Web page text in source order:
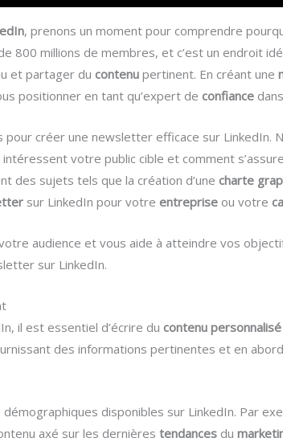
, prenons un moment pour comprendre
800 millions de membres, et c’est un endroit
et partager ducontenu pertinent. En créant une
positionner en tant qu’expert deconfiance
créer une newsletter efficace sur LinkedIn.
votre public cible et comment
des sujets tels que la création d’unecharte
sur LinkedIn pour votreentreprise ou votre
audience et vous aide à atteindre vos
sur LinkedIn.
il est essentiel d’écrire ducontenu personnalisé
des informations pertinentes et en
disponibles sur LinkedIn. Par
axé sur les dernièrestendances du